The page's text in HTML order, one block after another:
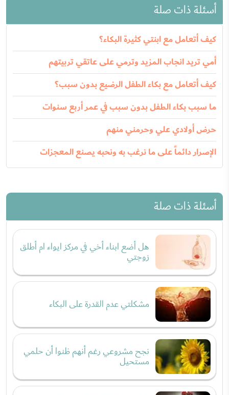
أسئلة ذات صلة
كيف أتعامل مع ابنتي كثيرة البكاء؟
أمي تريد انجاب المزيد وترمي على عاتقي تربيتهم
كيف أتعامل مع بكاء الطفل الرضيع بدون سبب؟
ما سبب بكاء الطفل بدون سبب في عمر أربع سنوات
حرض أولادي علي وحرمني منهم
الإصرار دائماً على ما نرغب به ونحبه يصنع المعجزات
أسئلة ذات صلة
هل أضع ابناء أخي في مركز ايواء ام أطلق
زوجتي
مشكلتي عدم القدرة على البكاء
نجح مشروعي رغم أنهم ظنوا أن حلمي
مستحيل